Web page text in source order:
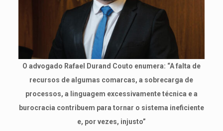
O advogado Rafael Durand Couto enumera: “A falta de
recursos de algumas comarcas, a sobrecarga de
processos, a linguagem excessivamente técnica e a
burocracia contribuem para tornar o sistema ineficiente
e, por vezes, injusto”